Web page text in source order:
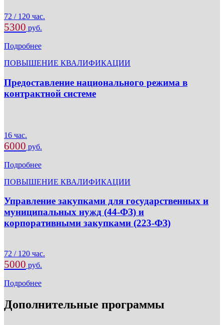
72 / 120 час.
5300 руб.
Подробнее
ПОВЫШЕНИЕ КВАЛИФИКАЦИИ
Предоставление национального режима в
контрактной системе
16 час.
6000 руб.
Подробнее
ПОВЫШЕНИЕ КВАЛИФИКАЦИИ
Управление закупками для государственных и
муниципальных нужд (44-ФЗ) и
корпоративными закупками (223-ФЗ)
72 / 120 час.
5000 руб.
Подробнее
Дополнительные программы